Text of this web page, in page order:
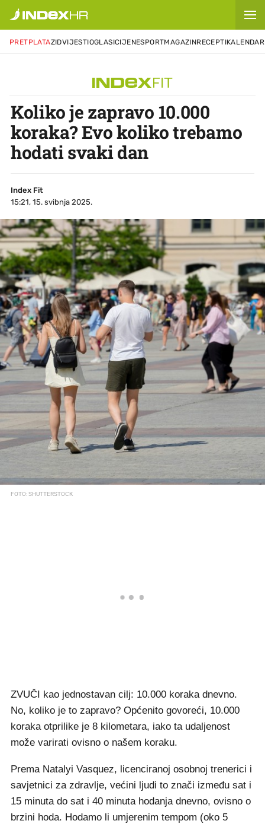
PRETPLATAZIDVIJESTIOGLASICIJENESPORTMAGAZINRECEPTIKALENDAR
Koliko je zapravo 10.000
koraka? Evo koliko trebamo
hodati svaki dan
Index Fit
15:21, 15. svibnja 2025.
FOTO: SHUTTERSTOCK
ZVUČI kao jednostavan cilj: 10.000 koraka dnevno.
No, koliko je to zapravo? Općenito govoreći, 10.000
koraka otprilike je 8 kilometara, iako ta udaljenost
može varirati ovisno o našem koraku.
Prema Natalyi Vasquez, licenciranoj osobnoj trenerici i
savjetnici za zdravlje, većini ljudi to znači između sat i
15 minuta do sat i 40 minuta hodanja dnevno, ovisno o
brzini hoda. Hodamo li umjerenim tempom (oko 5